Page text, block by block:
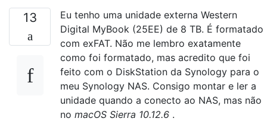
13
Eu tenho uma unidade externa Western
Digital MyBook (25EE) de 8 TB. É formatado
com exFAT. Não me lembro exatamente
como foi formatado, mas acredito que foi
feito com o DiskStation da Synology para o
meu Synology NAS. Consigo montar e ler a
unidade quando a conecto ao NAS, mas não
no macOS Sierra 10.12.6 .